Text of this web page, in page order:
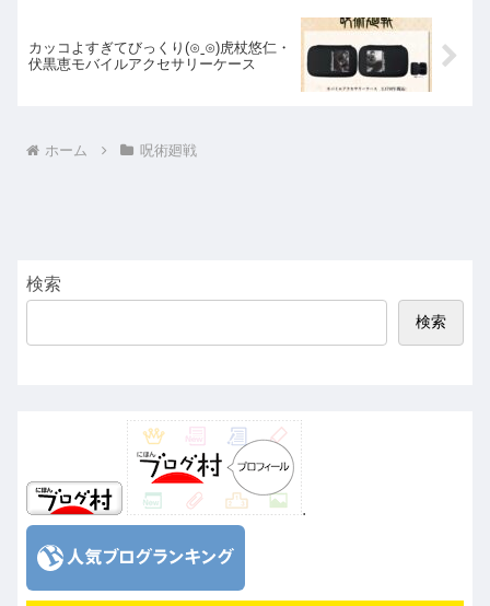
カッコよすぎてびっくり(⊙ˍ⊙)虎杖悠仁・
伏黒恵モバイルアクセサリーケース
ホーム 呪術廻戦
検索
検索
.